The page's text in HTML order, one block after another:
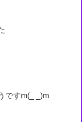
ですm(_ _)m